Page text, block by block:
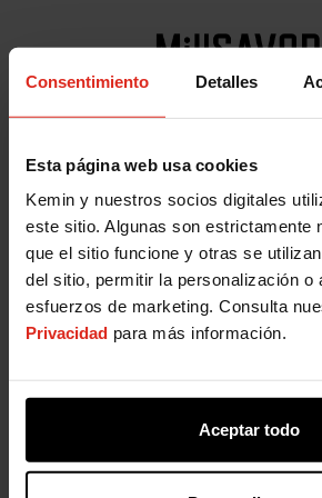
Consentimiento Detalles
Esta página web usa cookies
Kemin y nuestros socios digitales
este sitio. Algunas son estrictamente
que el sitio funcione y otras se
del sitio, permitir la personalización o
esfuerzos de marketing. Consulta
Privacidad para más información.
Aceptar todo
contiene ingredientes para
durabilidad del pellet, medida
durabilidad del pellet
Más información
RENDOX®Liquido
aceites de uso común,